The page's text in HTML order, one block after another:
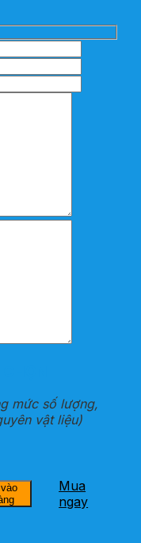
mức số lượng,
vật liệu)
Mua
ngay